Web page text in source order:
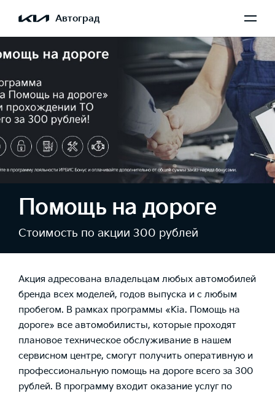
Автоград
Помощь на дороге
Стоимость по акции 300 рублей
Акция адресована владельцам любых автомобилей
бренда всех моделей, годов выпуска и с любым
пробегом. В рамках программы «Kia. Помощь на
дороге» все автомобилисты, которые проходят
плановое техническое обслуживание в нашем
сервисном центре, смогут получить оперативную и
профессиональную помощь на дороге всего за 300
рублей. В программу входит оказание услуг по